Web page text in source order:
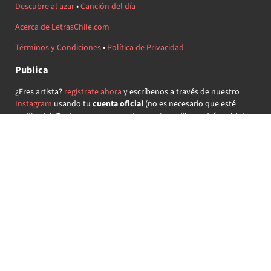
Descubre al azar•Canción del día
Acerca de LetrasChile.com
Términos y Condiciones• Política de Privacidad
Publica
¿Eres artista? regístrate ahora y escríbenos a través de nuestro
Instagram usando tu cuenta oficial(no es necesario que esté
verificada) ¡Te daremos acceso a tu propio perfil y podrás subir tus